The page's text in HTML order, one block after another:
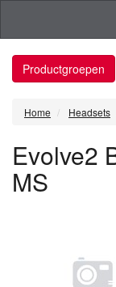
Productgroepen
Home Headsets
Evolve2
MS